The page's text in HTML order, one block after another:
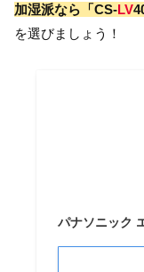
加湿派なら「CS-LV
を選びましょう！
パナソニック